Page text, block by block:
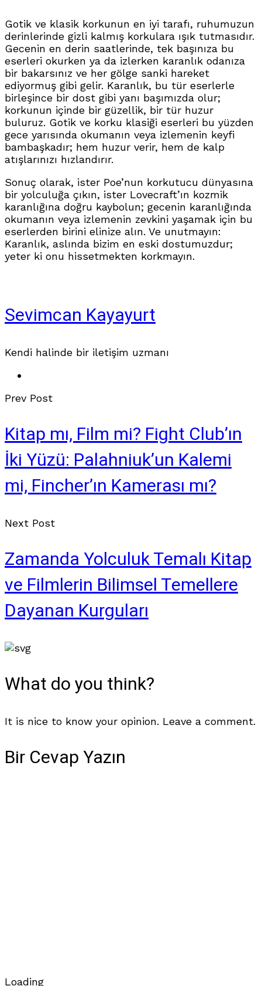
Gotik ve klasik korkunun en iyi tarafı, ruhumuzun
derinlerinde gizli kalmış korkulara ışık tutmasıdır.
Gecenin en derin saatlerinde, tek başınıza bu
eserleri okurken ya da izlerken karanlık odanıza
bir bakarsınız ve her gölge sanki hareket
ediyormuş gibi gelir. Karanlık, bu tür eserlerle
birleşince bir dost gibi yanı başımızda olur;
korkunun içinde bir güzellik, bir tür huzur
buluruz. Gotik ve korku klasiği eserleri bu yüzden
gece yarısında okumanın veya izlemenin keyfi
bambaşkadır; hem huzur verir, hem de kalp
atışlarınızı hızlandırır.
Sonuç olarak, ister Poe’nun korkutucu dünyasına
bir yolculuğa çıkın, ister Lovecraft’ın kozmik
karanlığına doğru kaybolun; gecenin karanlığında
okumanın veya izlemenin zevkini yaşamak için bu
eserlerden birini elinize alın. Ve unutmayın:
Karanlık, aslında bizim en eski dostumuzdur;
yeter ki onu hissetmekten korkmayın.
Sevimcan Kayayurt
Kendi halinde bir iletişim uzmanı
Prev Post
Kitap mı, Film mi? Fight Club’ın
İki Yüzü: Palahniuk’un Kalemi
mi, Fincher’ın Kamerası mı?
Next Post
Zamanda Yolculuk Temalı Kitap
ve Filmlerin Bilimsel Temellere
Dayanan Kurguları
What do you think?
It is nice to know your opinion. Leave a comment.
Bir Cevap Yazın
Loading